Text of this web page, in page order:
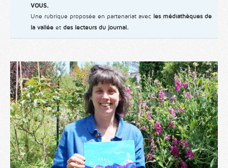
vous.
Une rubrique proposée en partenariat avec les médiathèques de
la vallée et des lecteurs du journal.